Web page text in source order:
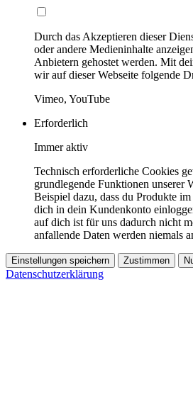
Durch das Akzeptieren dieser
oder andere Medieninhalte
Anbietern gehostet werden. Mit
wir auf dieser Webseite folgende
Vimeo, YouTube
Erforderlich
Immer aktiv
Technisch erforderliche Cookies
grundlegende Funktionen unserer
Beispiel dazu, dass du Produkte
dich in dein Kundenkonto
auf dich ist für uns dadurch nicht
anfallende Daten werden niemals
Einstellungen speichern Zustimmen
Datenschutzerklärung